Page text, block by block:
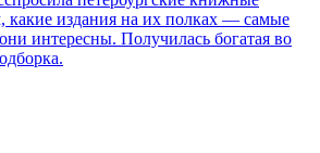
какие издания на их полках — самые
интересны. Получилась богатая во